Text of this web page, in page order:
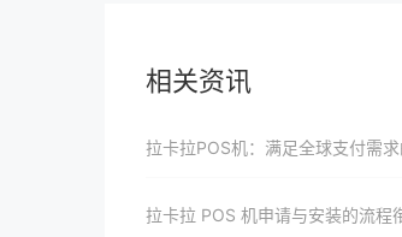
相关资讯
拉卡拉POS机：满足全球支付需
拉卡拉 POS 机申请与安装的流程